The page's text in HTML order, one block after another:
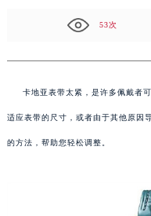
53次
卡地亚表带太紧，是许多佩戴者
适应表带的尺寸，或者由于其他原因
的方法，帮助您轻松调整。